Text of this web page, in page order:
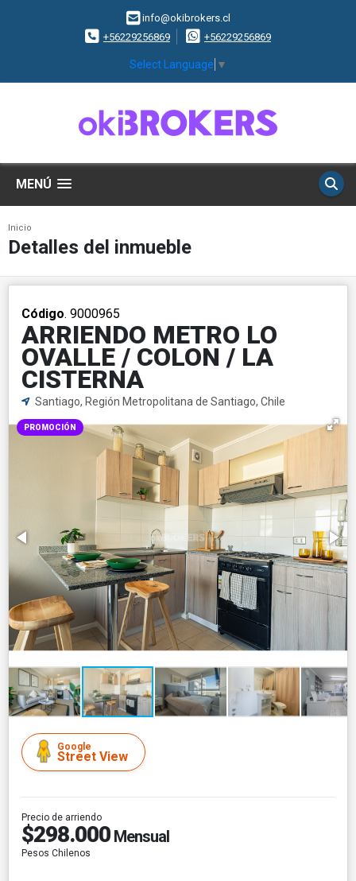
info@okibrokers.cl
+56229256869
+56229256869
Select Language ▼
MENÚ
Inicio
Detalles del inmueble
Código. 9000965
ARRIENDO METRO LO
OVALLE / COLON / LA
CISTERNA
Santiago, Región Metropolitana de Santiago, Chile
PROMOCIÓN
Google
Street View
Precio de arriendo
$298.000 Mensual
Pesos Chilenos